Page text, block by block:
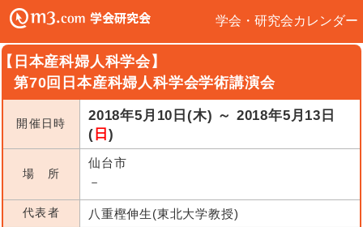
学会・研究会カレンダー
日本産科婦人科学会】
第70回日本産科婦人科学会学術講演会
開催日時
2018年5月10日(木) ～ 2018年5月13日
( 日 )
場 所
仙台市
－
代表者 八重樫伸生(東北大学教授)